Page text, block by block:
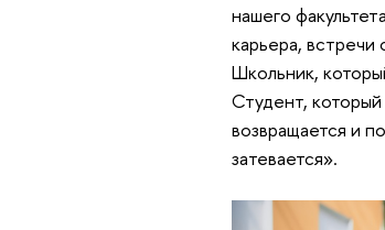
нашего
карьера,
Школьник,
Студент,
возвращается и
затевается».